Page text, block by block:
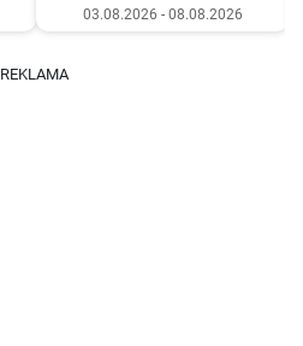
03.08.2026 - 08.08.2026
REKLAMA